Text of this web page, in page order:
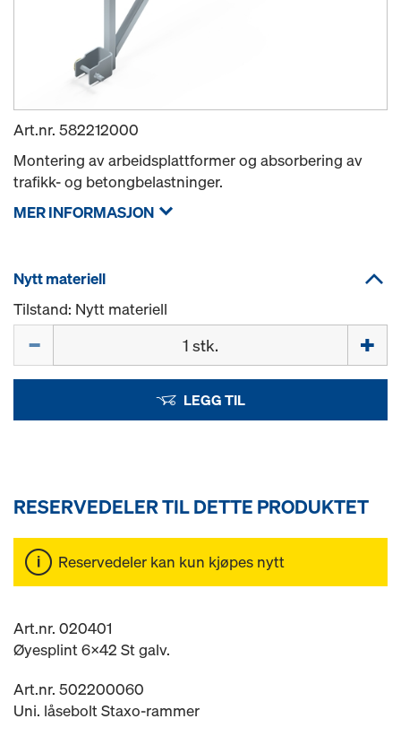
Art.nr. 582212000
Montering av arbeidsplattformer og absorbering av
trafikk- og betongbelastninger.
MER INFORMASJON
Nytt materiell
Tilstand: Nytt materiell
LEGG TIL
RESERVEDELER TIL DETTE PRODUKTET
Reservedeler kan kun kjøpes nytt
Art.nr. 020401
Øyesplint 6x42 St galv.
Art.nr. 502200060
Uni. låsebolt Staxo-rammer